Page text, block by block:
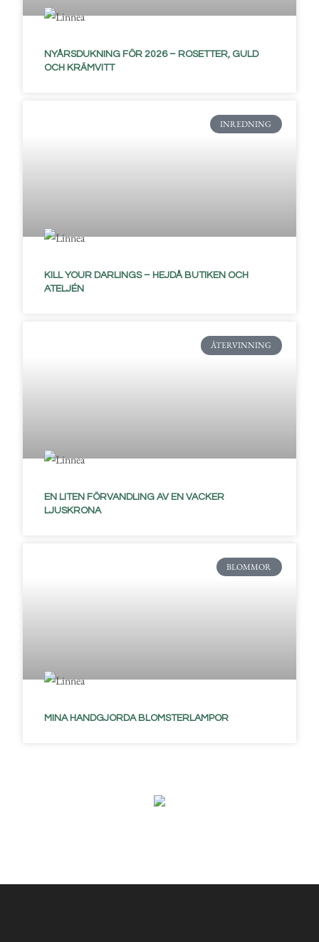
NYÅRSDUKNING FÖR 2026 – ROSETTER, GULD
OCH KRÄMVITT
INREDNING
KILL YOUR DARLINGS – HEJDÅ BUTIKEN OCH
ATELJÉN
ÅTERVINNING
EN LITEN FÖRVANDLING AV EN VACKER
LJUSKRONA
BLOMMOR
MINA HANDGJORDA BLOMSTERLAMPOR